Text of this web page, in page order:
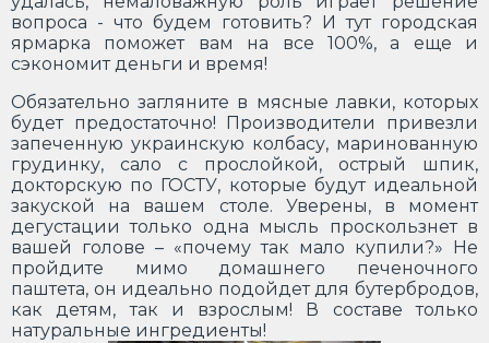
вопроса - что будем готовить? И тут городская
ярмарка поможет вам на все 100%, а еще и
сэкономит деньги и время!
Обязательно загляните в мясные лавки, которых
будет предостаточно! Производители привезли
запеченную украинскую колбасу, маринованную
грудинку, сало с прослойкой, острый шпик,
докторскую по ГОСТУ, которые будут идеальной
закуской на вашем столе. Уверены, в момент
дегустации только одна мысль проскользнет в
вашей голове – «почему так мало купили?» Не
пройдите мимо домашнего печеночного
паштета, он идеально подойдет для бутербродов,
как детям, так и взрослым! В составе только
натуральные ингредиенты!